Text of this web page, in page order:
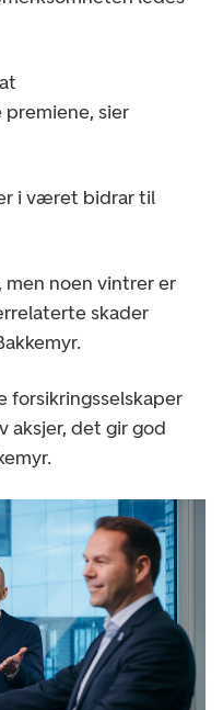
premiene, sier
i været bidrar til
noen vintrer er
skader
forsikringsselskaper
aksjer, det gir god